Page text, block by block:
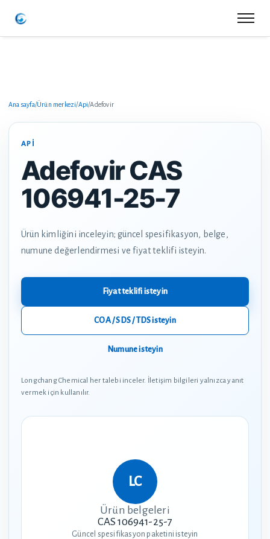
Ana sayfa/Ürün merkezi/Api/Adefovir
API
Adefovir CAS
106941-25-7
Ürün kimliğini inceleyin; güncel spesifikasyon, belge,
numune değerlendirmesi ve fiyat teklifi isteyin.
Fiyat teklifi isteyin
COA / SDS / TDS isteyin
Numune isteyin
Longchang Chemical her talebi inceler. İletişim bilgileri yalnızca yanıt
vermek için kullanılır.
Ürün belgeleri
CAS 106941-25-7
Güncel spesifikasyon paketini isteyin